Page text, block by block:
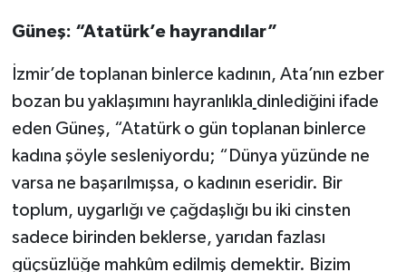
Güneş: “Atatürk’e hayrandılar”
İzmir’de toplanan binlerce kadının, Ata’nın ezber
bozan bu yaklaşımını hayranlıkla dinlediğini ifade
eden Güneş, “Atatürk o gün toplanan binlerce
kadına şöyle sesleniyordu; “Dünya yüzünde ne
varsa ne başarılmışsa, o kadının eseridir. Bir
toplum, uygarlığı ve çağdaşlığı bu iki cinsten
sadece birinden beklerse, yarıdan fazlası
güçsüzlüğe mahkûm edilmiş demektir. Bizim